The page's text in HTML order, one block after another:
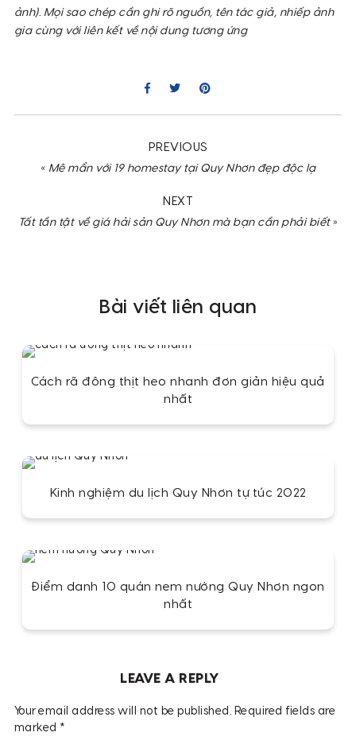
ảnh). Mọi sao chép cần ghi rõ nguồn, tên tác giả, nhiếp ảnh
gia cùng với liên kết về nội dung tương ứng
PREVIOUS
« Mê mẩn với 19 homestay tại Quy Nhơn đẹp độc lạ
NEXT
Tất tần tật về giá hải sản Quy Nhơn mà bạn cần phải biết»
Bài viết liên quan
Cách rã đông thịt heo nhanh đơn giản hiệu quả
nhất
Kinh nghiệm du lịch Quy Nhơn tự túc 2022
Điểm danh 10 quán nem nướng Quy Nhơn ngon
nhất
LEAVE A REPLY
Your email address will not be published. Required fields are
marked *